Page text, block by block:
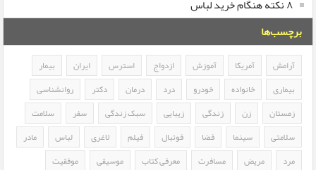
۸ نکته هنگام خرید لباس
برچسب‌ها
آرامش آمریکا آموزش ازدواج استرس ایران
بیمار
بیماری
خانواده خودرو درد درمان دکتر
روانشناسی
زمستان
زن زندگی زیبایی سبک زندگی سفر
سلامت
سلامتی
سینما فضا فوتبال فیلم لاغری لباس
مادر
مرد
مریض مسافرت معرفی کتاب موسیقی
موفقیت